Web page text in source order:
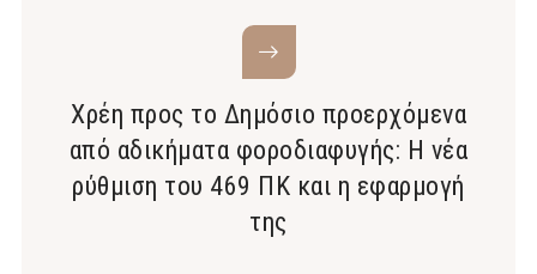
Χρέη προς το Δημόσιο προερχόμενα
από αδικήματα φοροδιαφυγής: Η νέα
ρύθμιση του 469 ΠΚ και η εφαρμογή
της